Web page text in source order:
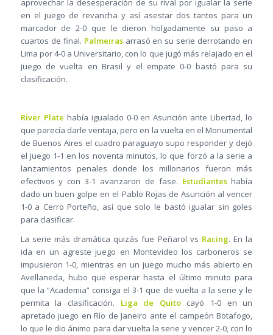
aprovechar la desesperación de su rival por igualar la serie
en el juego de revancha y así asestar dos tantos para un
marcador de 2-0 que le dieron holgadamente su paso a
cuartos de final. Palmeirasarrasó en su serie derrotando en
Lima por 4-0 a Universitario, con lo que jugó más relajado en el
juego de vuelta en Brasil y el empate 0-0 bastó para su
clasificación.
River Plate había igualado 0-0 en Asunción ante Libertad, lo
que parecía darle ventaja, pero en la vuelta en el Monumental
de Buenos Aires el cuadro paraguayo supo responder y dejó
el juego 1-1 en los noventa minutos, lo que forzó a la serie a
lanzamientos penales donde los millonarios fueron más
efectivos y con 3-1 avanzaron de fase. Estudianteshabía
dado un buen golpe en el Pablo Rojas de Asunción al vencer
1-0 a Cerro Porteño, así que solo le bastó igualar sin goles
para clasificar.
La serie más dramática quizás fue Peñarol vs Racing. En la
ida en un agreste juego en Montevideo los carboneros se
impusieron 1-0, mientras en un juego mucho más abierto en
Avellaneda, hubo que esperar hasta el último minuto para
que la “Academia” consiga el 3-1 que de vuelta a la serie y le
permita la clasificación. Liga de Quitocayó 1-0 en un
apretado juego en Río de Janeiro ante el campeón Botafogo,
lo que le dio ánimo para dar vuelta la serie y vencer 2-0, con lo